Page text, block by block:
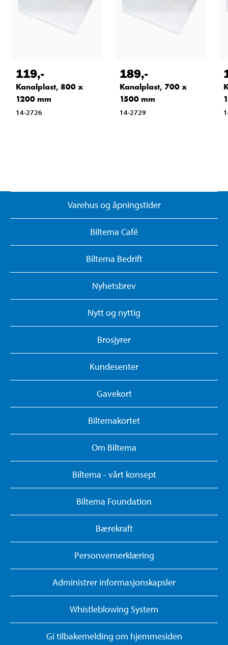
119,-
Kanalplast, 800 x
1200 mm
14-2726
189,-
Kanalplast, 700 x
1500 mm
14-2729
Varehus og åpningstider
Biltema Café
Biltema Bedrift
Nyhetsbrev
Nytt og nyttig
Brosjyrer
Kundesenter
Gavekort
Biltemakortet
Om Biltema
Biltema - vårt konsept
Biltema Foundation
Bærekraft
Personvernerklæring
Administrer informasjonskapsler
Whistleblowing System
Gi tilbakemelding om hjemmesiden